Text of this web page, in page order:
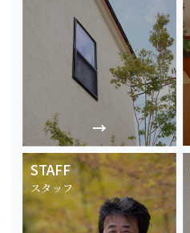
STAFF
スタッフ